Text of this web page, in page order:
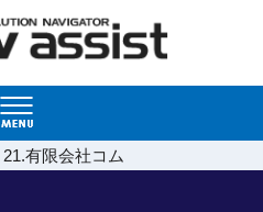
21.有限会社コム